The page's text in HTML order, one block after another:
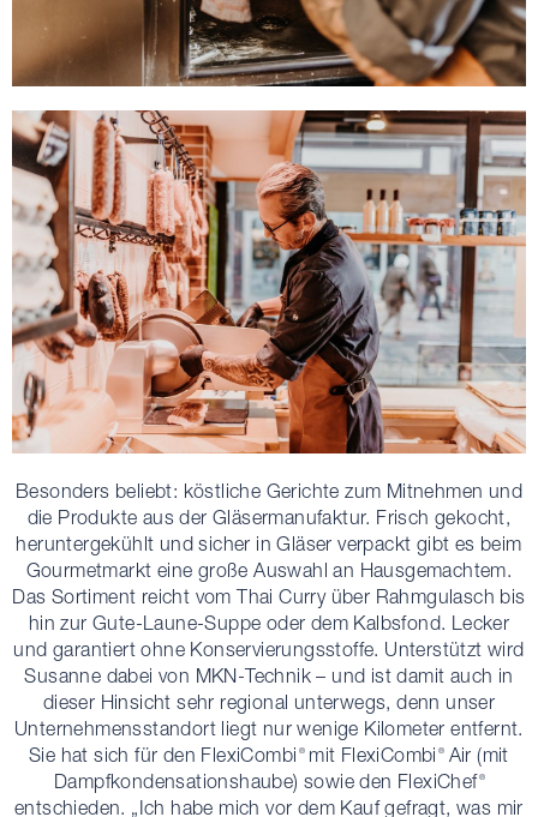
Besonders beliebt: köstliche Gerichte zum Mitnehmen und
die Produkte aus der Gläsermanufaktur. Frisch gekocht,
heruntergekühlt und sicher in Gläser verpackt gibt es beim
Gourmetmarkt eine große Auswahl an Hausgemachtem.
Das Sortiment reicht vom Thai Curry über Rahmgulasch bis
hin zur Gute-Laune-Suppe oder dem Kalbsfond. Lecker
und garantiert ohne Konservierungsstoffe. Unterstützt wird
Susanne dabei von MKN-Technik – und ist damit auch in
dieser Hinsicht sehr regional unterwegs, denn unser
Unternehmensstandort liegt nur wenige Kilometer entfernt.
Sie hat sich für den FlexiCombi ®mit FlexiCombi ®Air (mit
Dampfkondensationshaube) sowie den FlexiChef ®
entschieden. „Ich habe mich vor dem Kauf gefragt, was mir